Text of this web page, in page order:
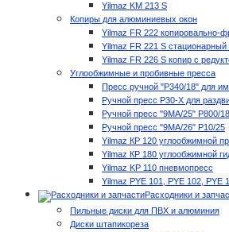
Yilmaz KM 213 S
Копиры для алюминиевых окон
Yilmaz FR 222 копировально-
Yilmaz FR 221 S
Yilmaz FR 226 S копир с
Углообжимные и пробивные пресса
Пресс ручной "P340/18" для
Ручной пресс P30-X для
Ручной пресс "9MA/25" P800/18
Ручной пресс "9MA/26" P10/25
Yilmaz КР 120 углообжимной
Yilmaz КР 180 углообжимной
Yilmaz KP 110 пневмопресс
Yilmaz PYE 101, PYE 102, PYE
Расходники и
Пильные диски для ПВХ и алюминия
Диски штапикореза